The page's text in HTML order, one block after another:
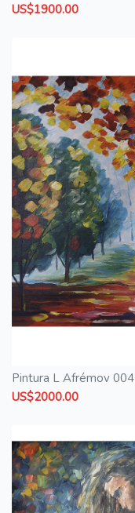
US$1900.00
Pintura L Afrémov 004
US$2000.00